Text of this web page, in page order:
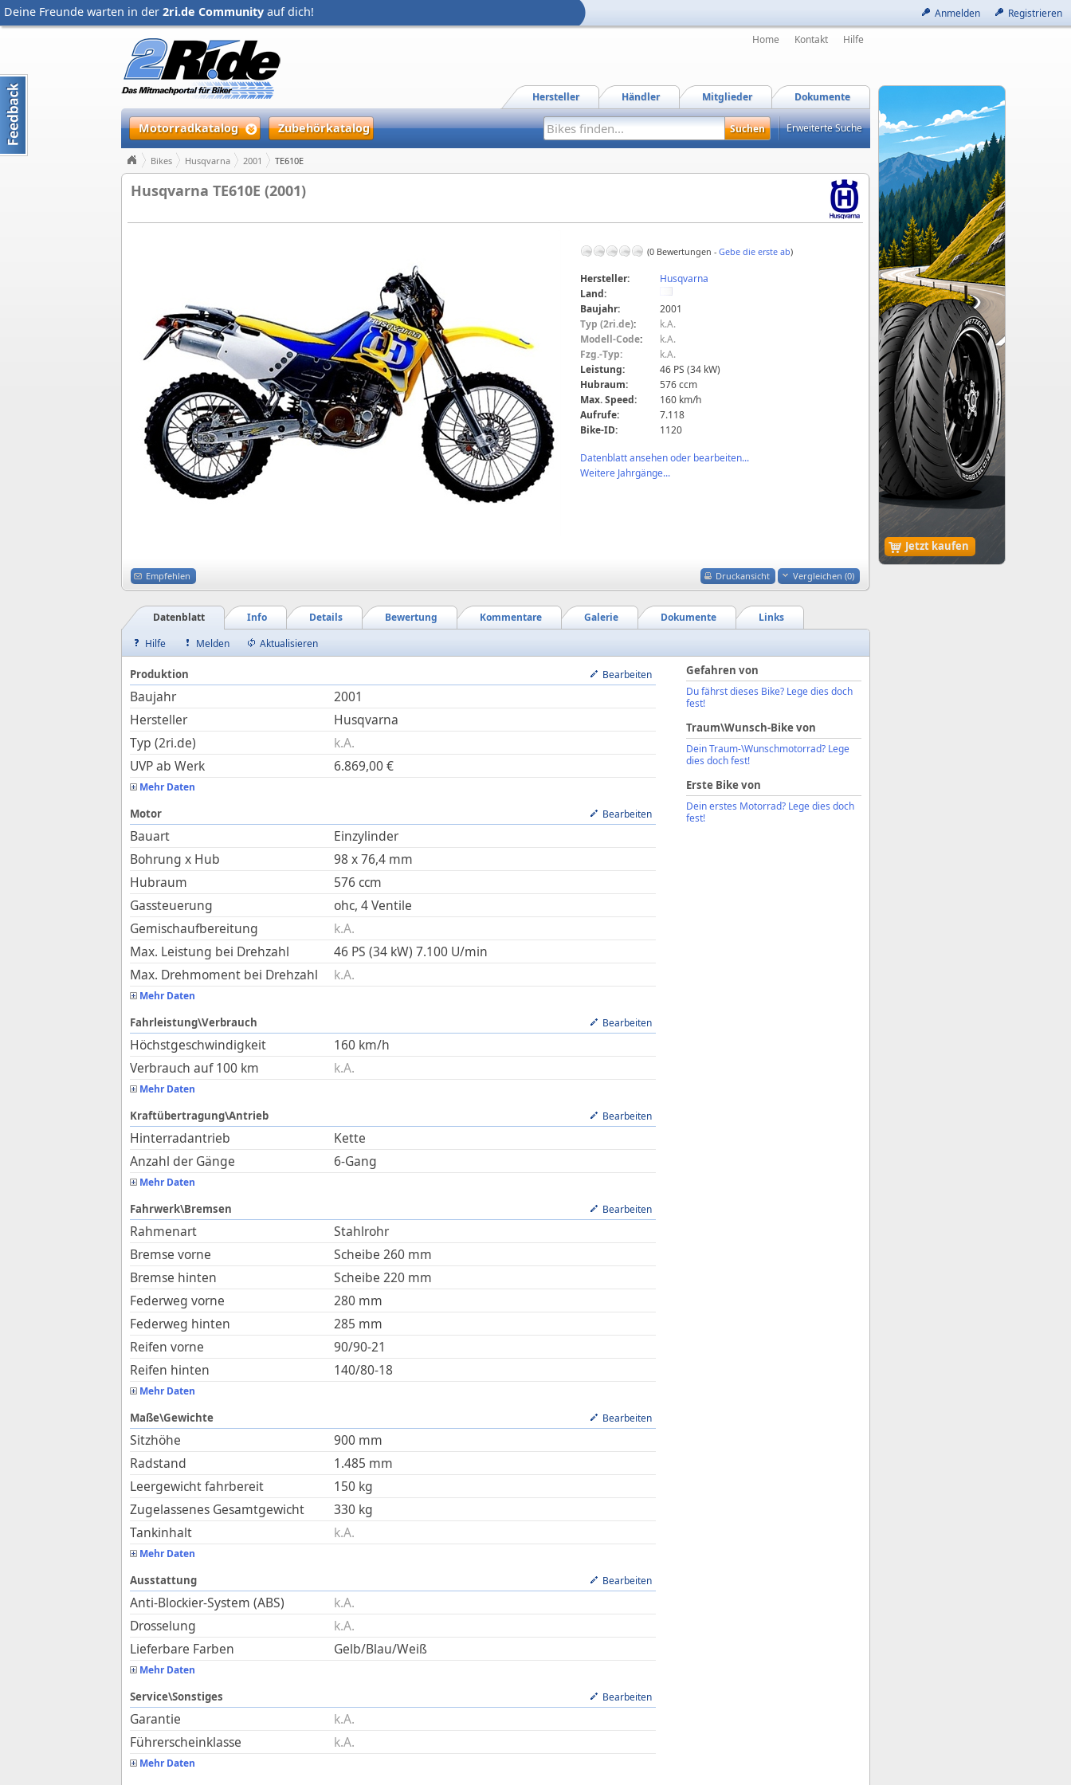
Anmelden Registrieren
Deine Freunde warten in der 2ri.de Community auf dich!
Jetzt kaufen
Home Kontakt Hilfe
Dokumente
Mitglieder
Händler
Hersteller
Motorradkatalog Zubehörkatalog Erweiterte Suche
Bikes Husqvarna 2001 TE610E
Husqvarna TE610E (2001)
(0 Bewertungen - Gebe die erste ab)
Hersteller:
Husqvarna
Land:
Baujahr:
2001
Typ (2ri.de):
k.A.
Modell-Code:
k.A.
Fzg.-Typ:
k.A.
Leistung:
46 PS (34 kW)
Hubraum:
576 ccm
Max. Speed:
160 km/h
Aufrufe:
7.118
Bike-ID:
1120
Datenblatt ansehen oder bearbeiten...
Weitere Jahrgänge...
Druckansicht Vergleichen (0)
Empfehlen
Links
Dokumente
Galerie
Kommentare
Bewertung
Details
Info
Datenblatt
Hilfe
Melden Aktualisieren
Produktion Bearbeiten
Baujahr
2001
Hersteller
Husqvarna
Typ (2ri.de)
k.A.
UVP ab Werk
6.869,00€
Mehr Daten
Motor Bearbeiten
Bauart
Einzylinder
Bohrung x Hub
98 x76,4 mm
Hubraum
576 ccm
Gassteuerung
ohc, 4 Ventile
Gemischaufbereitung
k.A.
Max. Leistung bei Drehzahl
46 PS (34 kW) 7.100 U/min
Max. Drehmoment bei Drehzahl
k.A.
Mehr Daten
Fahrleistung\Verbrauch Bearbeiten
Höchstgeschwindigkeit 160 km/h
Verbrauch auf 100 km
k.A.
Mehr Daten
Kraftübertragung\Antrieb Bearbeiten
Hinterradantrieb
Kette
Anzahl der Gänge
6-Gang
Mehr Daten
Fahrwerk\Bremsen Bearbeiten
Rahmenart
Stahlrohr
Bremse vorne
Scheibe 260 mm
Bremse hinten
Scheibe 220 mm
Federweg vorne
280 mm
Federweg hinten
285 mm
Reifen vorne
90/90-21
Reifen hinten
140/80-18
Mehr Daten
Maße\Gewichte Bearbeiten
Sitzhöhe 900 mm
Radstand
1.485 mm
Leergewicht fahrbereit
150 kg
Zugelassenes Gesamtgewicht
330 kg
Tankinhalt
k.A.
Mehr Daten
Ausstattung Bearbeiten
Anti-Blockier-System (ABS)
k.A.
Drosselung
k.A.
Lieferbare Farben
Gelb/Blau/Weiß
Mehr Daten
Service\Sonstiges Bearbeiten
Garantie
k.A.
Führerscheinklasse
k.A.
Mehr Daten
Gefahren von
Du fährst dieses Bike? Lege dies doch
fest!
Traum\Wunsch-Bike von
Dein Traum-\Wunschmotorrad? Lege
dies doch fest!
Erste Bike von
Dein erstes Motorrad? Lege dies doch
fest!